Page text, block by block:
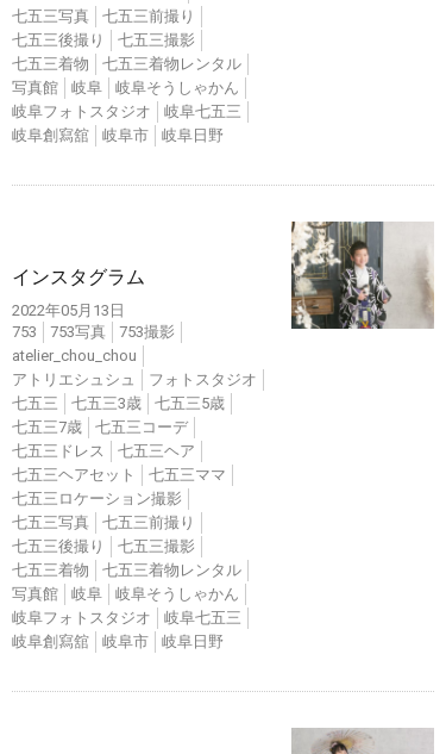
七五三写真
七五三前撮り
七五三後撮り
七五三撮影
七五三着物
七五三着物レンタル
写真館
岐阜
岐阜そうしゃかん
岐阜フォトスタジオ
岐阜七五三
岐阜創寫舘
岐阜市 岐阜日野
インスタグラム
2022年05月13日
753
753写真
753撮影
atelier_chou_chou
アトリエシュシュ
フォトスタジオ
七五三
七五三3歳
七五三5歳
七五三7歳
七五三コーデ
七五三ドレス
七五三ヘア
七五三ヘアセット
七五三ママ
七五三ロケーション撮影
七五三写真
七五三前撮り
七五三後撮り
七五三撮影
七五三着物
七五三着物レンタル
写真館
岐阜
岐阜そうしゃかん
岐阜フォトスタジオ
岐阜七五三
岐阜創寫舘
岐阜市 岐阜日野